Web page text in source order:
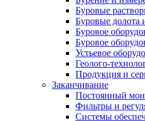
Буровые
Буровые долота
Буровое
Буровое
Устьевое
Геолого-
Продукция и
Заканчивание
Постоянный
Фильтры и
Cистемы